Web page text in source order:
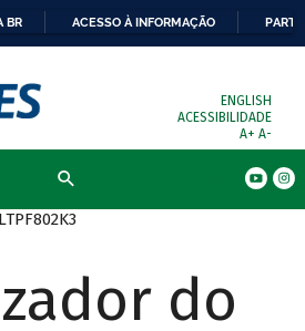
BR ACESSO À INFORMAÇÃO
ENGLISH
ACESSIBILIDADE
A+ A-
do